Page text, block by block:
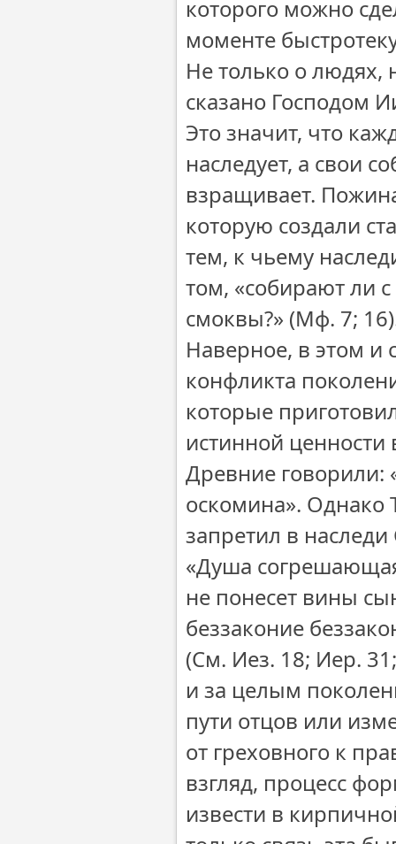
которого можно
моменте
Не только о людях,
сказано Господом
Это значит, что
наследует, а свои
взращивает.
которую создали
тем, к чьему
том, «собирают ли
смоквы?» (Мф. 7;
Наверное, в этом и
конфликта
которые
истинной
Древние говорили:
оскомина». Однако
запретил в
«Душа
не понесет вины
беззаконие
(См. Иез. 18; Иер.
и за целым
пути отцов или
от греховного к
взгляд, процесс
извести в